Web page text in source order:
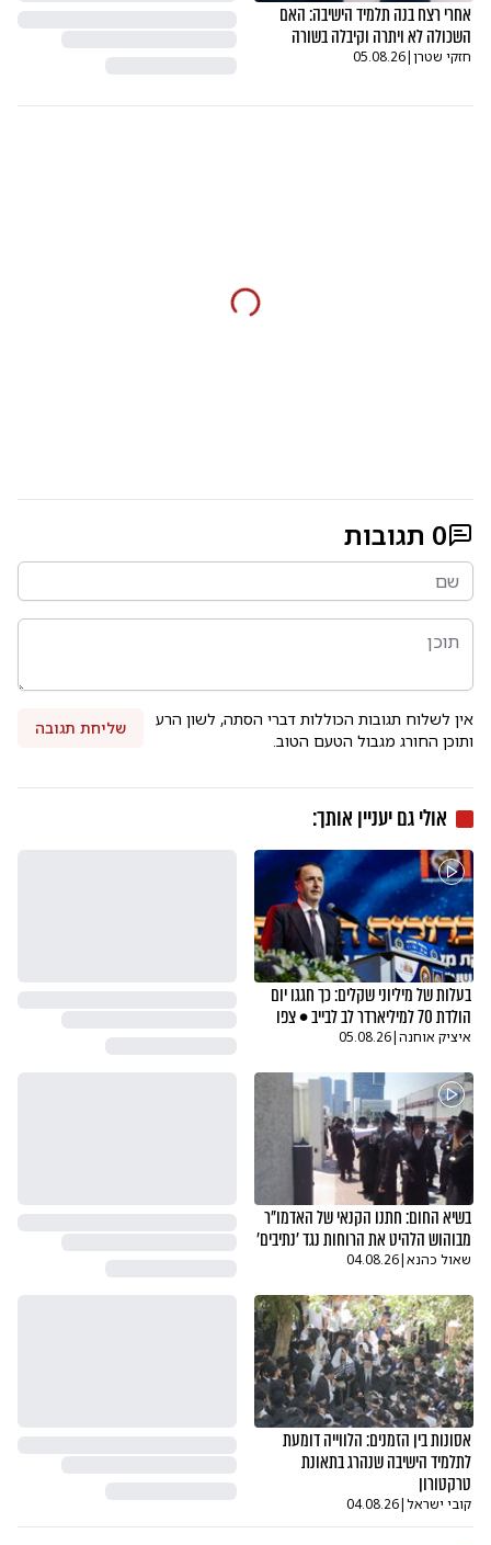
אחרי רצח בנה תלמיד הישיבה: האם
השכולה לא ויתרה וקיבלה בשורה
חזקי שטרן|
05.08.26
0 תגובות
אין לשלוח תגובות הכוללות דברי הסתה, לשון הרע
ותוכן החורג מגבול הטעם הטוב.
שליחת תגובה
אולי גם יעניין אותך:
בעלות של מיליוני שקלים: כך חגגו יום
הולדת 70 למיליארדר לב לבייב • צפו
איציק אוחנה|
05.08.26
בשיא החום: חתנו הקנאי של האדמו"ר
מבוהוש הלהיט את הרוחות נגד 'נתיבים'
שאול כהנא|
04.08.26
אסונות בין הזמנים: הלווייה דומעת
לתלמיד הישיבה שנהרג בתאונת
טרקטורון
קובי ישראל|
04.08.26